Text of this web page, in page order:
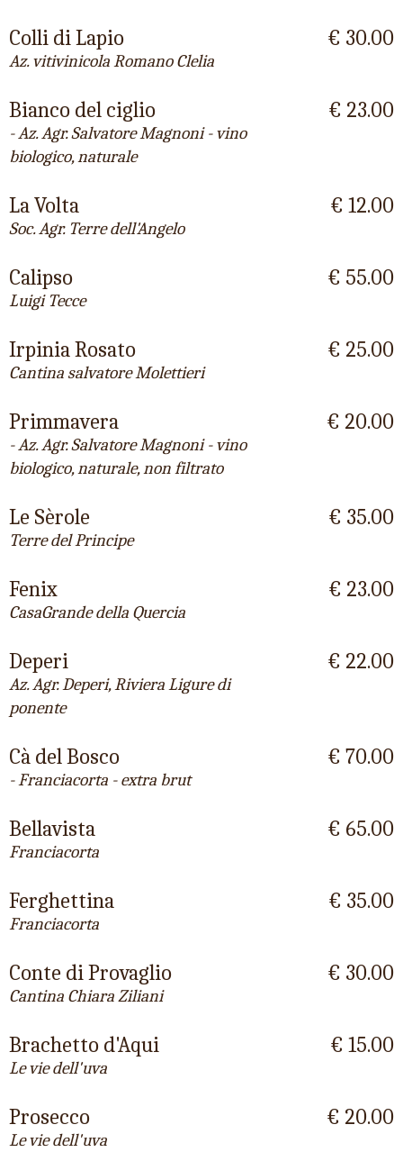
Colli di Lapio
Az. vitivinicola Romano Clelia
€ 30.00
Bianco del ciglio
- Az. Agr. Salvatore Magnoni - vino
biologico, naturale
€ 23.00
La Volta
Soc. Agr. Terre dell'Angelo
€ 12.00
Calipso
Luigi Tecce
€ 55.00
Irpinia Rosato
Cantina salvatore Molettieri
€ 25.00
Primmavera
- Az. Agr. Salvatore Magnoni - vino
biologico, naturale, non filtrato
€ 20.00
Le Sèrole
Terre del Principe
€ 35.00
Fenix
CasaGrande della Quercia
€ 23.00
Deperi
Az. Agr. Deperi, Riviera Ligure di
ponente
€ 22.00
Cà del Bosco
- Franciacorta - extra brut
€ 70.00
Bellavista
Franciacorta
€ 65.00
Ferghettina
Franciacorta
€ 35.00
Conte di Provaglio
Cantina Chiara Ziliani
€ 30.00
Brachetto d'Aqui
Le vie dell'uva
€ 15.00
Prosecco
Le vie dell'uva
€ 20.00